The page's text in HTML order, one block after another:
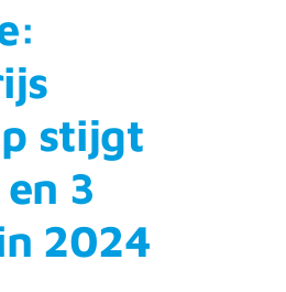
stijgt
3
2024